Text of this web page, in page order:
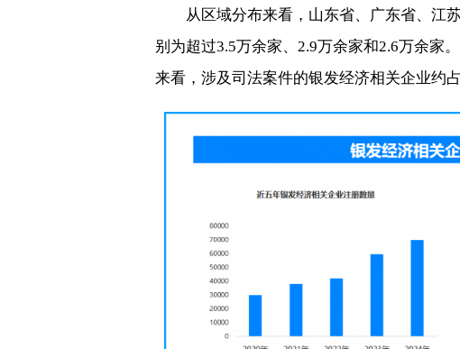
从区域分布来看，山东省、广东省、江
别为超过3.5万余家、2.9万余家和2.6万余家
来看，涉及司法案件的银发经济相关企业约占